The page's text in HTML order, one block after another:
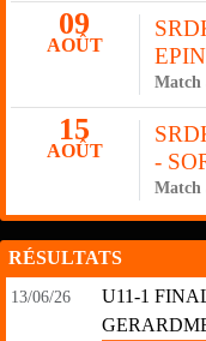
09
AOÛT
Match
15
AOÛT
-
Match
RÉSULTATS
13/06/26
U11-1